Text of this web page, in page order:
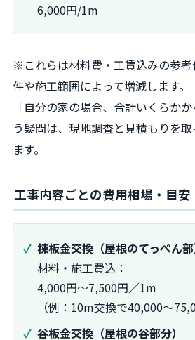
6,000円/1m
※これらは材料費・工賃込みの参考
件や施工範囲によって増減します。
「自分の家の場合、合計いくらか
う疑問は、現地調査と見積もりを
ます。
工事内容ごとの費用相場・目安
棟板金交換（屋根のてっぺん部
材料・施工費込：
4,000円～7,500円／1m
（例：10m交換で40,000～
谷板金交換（屋根の谷部分）